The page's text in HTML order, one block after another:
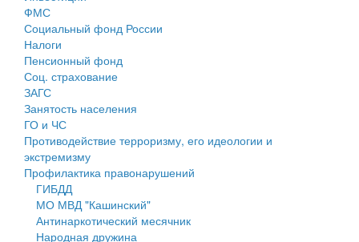
Антимонопольный комплаенс
Противодействие коррупции
Муниципальные программы
Контрольно-счетная палата
Персональные данные
Оценка регулирующего воздействия
Деятельность МУ
Нормативы градостроительного проектирования
Правила землепользования и застройки
ФМС
Социальный фонд России
Налоги
Пенсионный фонд
Соц. страхование
ЗАГС
Занятость населения
ГО и ЧС
Противодействие терроризму, его идеологии и
экстремизму
Профилактика правонарушений
ГИБДД
МО МВД "Кашинский"
Антинаркотический месячник
Народная дружина